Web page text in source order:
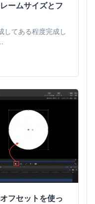
ームサイズとフ
してある程度完成し
フセットを使っ